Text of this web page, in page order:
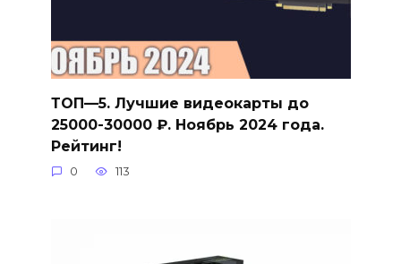
ТОП—5. Лучшие видеокарты до
25000-30000 ₽. Ноябрь 2024 года.
Рейтинг!
0 113